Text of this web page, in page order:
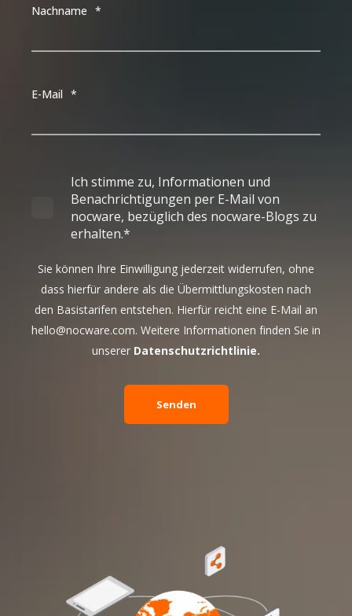
Nachname *
E-Mail *
Ich stimme zu, Informationen und
Benachrichtigungen per E-Mail von
nocware, bezüglich des nocware-Blogs zu
erhalten.*
Sie können Ihre Einwilligung jederzeit widerrufen, ohne
dass hierfür andere als die Übermittlungskosten nach
den Basistarifen entstehen. Hierfür reicht eine E-Mail an
hello@nocware.com. Weitere Informationen finden Sie in
unserer Datenschutzrichtlinie.